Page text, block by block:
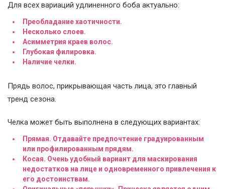
Для всех вариаций удлиненного боба актуально:
Преобладание хаотичности.
Несколько слоев.
Асимметрия краев волос.
Глубокая филировка.
Наличие челки.
Прядь волос, прикрывающая часть лица, это главный
тренд сезона.
Челка может быть выполнена в следующих вариантах:
Прямая. Отдавайте предпочтение градуированным
или профилированным прядям.
Косая. Очень удобный вариант для маскирования
недостатков на лице и одновременного привлечения к
его достоинствам.